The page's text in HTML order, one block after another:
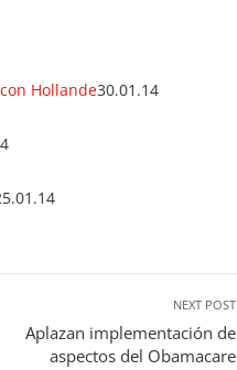
Hollande30.01.14
NEXT POST
Aplazan implementación de
aspectos del Obamacare